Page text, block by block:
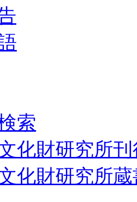
索
化財研究所
化財研究所